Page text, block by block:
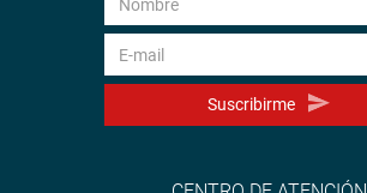
Suscribirme